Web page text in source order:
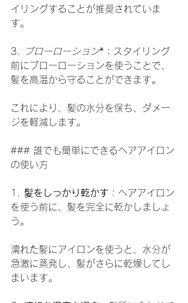
イリングすることが推奨されていま
す。
3. ブローローション*：スタイリング
前にブローローションを使うことで、
髪を高温から守ることができます。
これにより、髪の水分を保ち、ダメー
ジを軽減します。
### 誰でも簡単にできるヘアアイロン
の使い方
1. 髪をしっかり乾かす ：ヘアアイロン
を使う前に、髪を完全に乾かしましょ
う。
濡れた髪にアイロンを使うと、水分が
急激に蒸発し、髪がさらに乾燥してし
まいます。